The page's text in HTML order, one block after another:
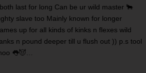
last for long Can be ur wild master 🐂
slave too Mainly known for longer
up for all kinds of kinks n flexes wild
n pound deeper till u flush out )) p.s tool
👅😈…